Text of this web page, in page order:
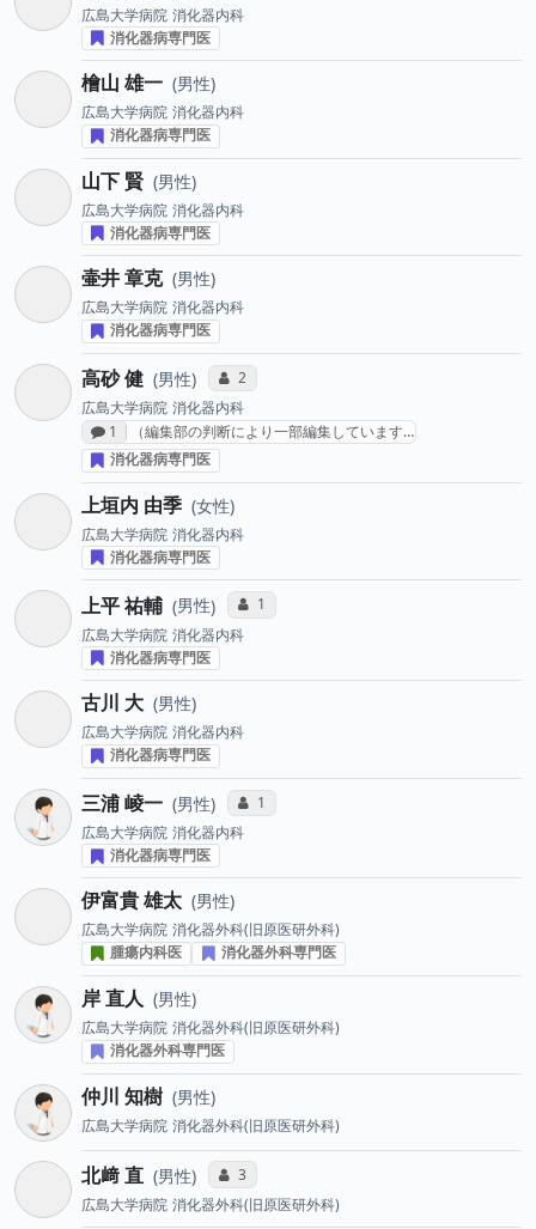
広島大学病院 消化器内科
消化器病専門医
檜山 雄一 男性
広島大学病院 消化器内科
消化器病専門医
山下 賢 男性
広島大学病院 消化器内科
消化器病専門医
壷井 章克 男性
広島大学病院 消化器内科
消化器病専門医
高砂 健 男性 コミュニケーション・タイプ投票数
2
広島大学病院 消化器内科
感想投稿数
1
（編集部の判断により一部編集しています…
消化器病専門医
上垣内 由季 女性
広島大学病院 消化器内科
消化器病専門医
上平 祐輔 男性 コミュニケーション・タイプ投票数
1
広島大学病院 消化器内科
消化器病専門医
古川 大 男性
広島大学病院 消化器内科
消化器病専門医
三浦 崚一 男性 コミュニケーション・タイプ投票数
1
広島大学病院 消化器内科
消化器病専門医
伊富貴 雄太 男性
広島大学病院 消化器外科(旧原医研外科)
腫瘍内科医
消化器外科専門医
岸 直人 男性
広島大学病院 消化器外科(旧原医研外科)
消化器外科専門医
仲川 知樹 男性
広島大学病院 消化器外科(旧原医研外科)
北﨑 直 男性 コミュニケーション・タイプ投票数
3
広島大学病院 消化器外科(旧原医研外科)